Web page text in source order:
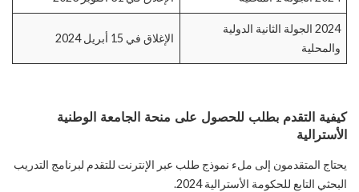
2024 الجولة الثانية الدولية
والمحلية
الإغلاق في 15 أبريل 2024
كيفية التقدم بطلب للحصول على منحة الجامعة الوطنية
الأسترالية
يحتاج المتقدمون إلى ملء نموذج طلب عبر الإنترنت للتقدم لبرنامج التدريب
البحثي التابع للحكومة الأسترالية 2024.